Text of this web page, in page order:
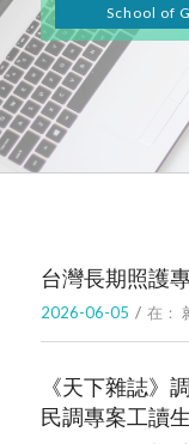
School of
台灣長期照護
2026-06-05 / 在：
《天下雜誌》
民調專案工讀生